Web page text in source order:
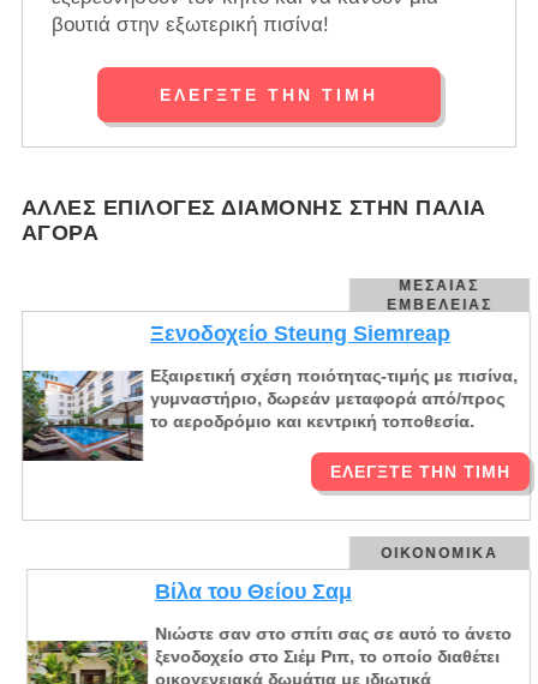
βουτιά στην εξωτερική πισίνα!
ΕΛΈΓΞΤΕ ΤΗΝ ΤΙΜΉ
ΆΛΛΕΣ ΕΠΙΛΟΓΈΣ ΔΙΑΜΟΝΉΣ ΣΤΗΝ ΠΑΛΙΆ
ΑΓΟΡΆ
ΜΕΣΑΊΑΣ
ΕΜΒΈΛΕΙΑΣ
Ξενοδοχείο Steung Siemreap
Εξαιρετική σχέση ποιότητας-τιμής με πισίνα,
γυμναστήριο, δωρεάν μεταφορά από/προς
το αεροδρόμιο και κεντρική τοποθεσία.
ΕΛΈΓΞΤΕ ΤΗΝ ΤΙΜΉ
ΟΙΚΟΝΟΜΙΚΆ
Βίλα του Θείου Σαμ
Νιώστε σαν στο σπίτι σας σε αυτό το άνετο
ξενοδοχείο στο Σιέμ Ριπ, το οποίο διαθέτει
οικογενειακά δωμάτια με ιδιωτικά